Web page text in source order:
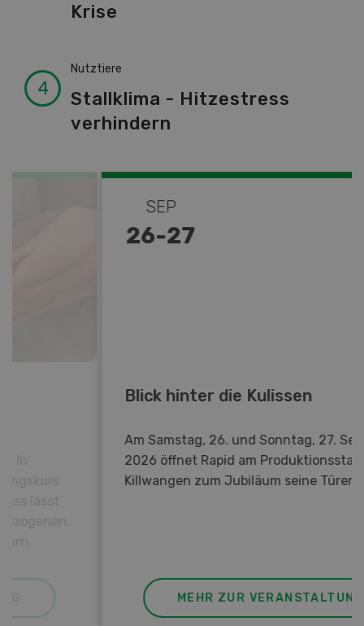
Krise
Nutztiere
Stallklima - Hitzestress
verhindern
Blick hinter die Kulissen
Am Samstag, 26. und Sonntag, 27. September
2026 öffnet Rapid am Produktionsstandort
Killwangen zum Jubiläum seine Türen.
MEHR ZUR VERANSTALTUNG